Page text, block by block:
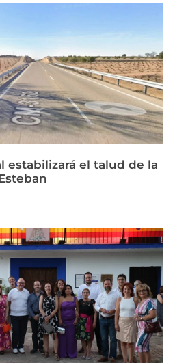
estabilizará el talud de la